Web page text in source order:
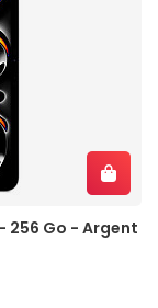
256 Go - Argent